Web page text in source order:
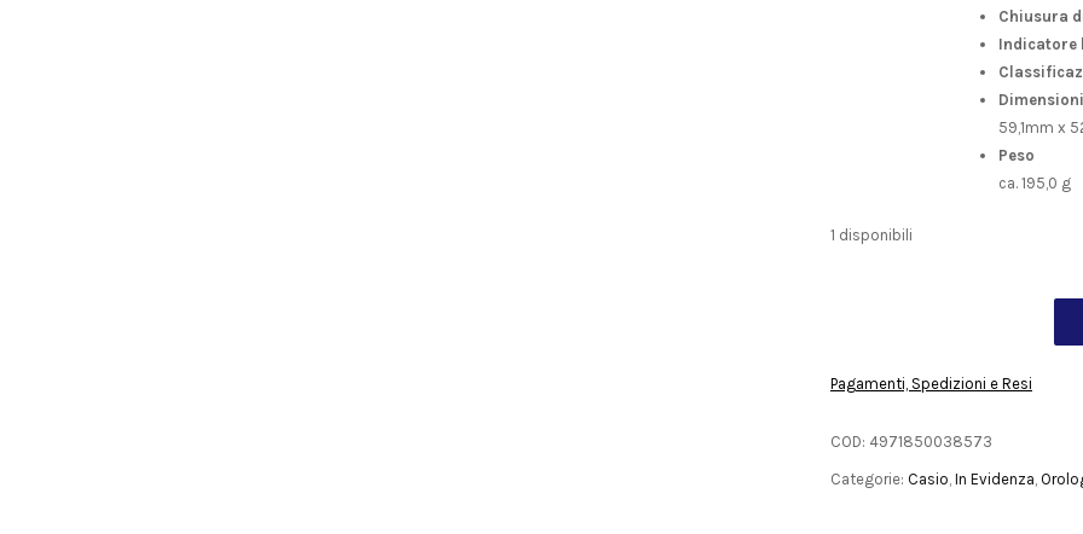
Chiusura
Indicatore
Dimensioni
59,1mm x
Peso
ca. 195,0 g
1 disponibili
Pagamenti, Spedizioni e Resi
COD: 4971850038573
Categorie: Casio In Evidenza